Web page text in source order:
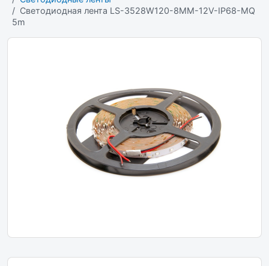
Светодиодная лента LS-3528W120-8MM-12V-IP68-MQ
5m